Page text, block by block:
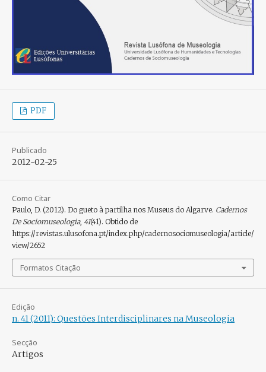
PDF
Publicado
2012-02-25
Como Citar
Paulo, D. (2012). Do gueto à partilha nos Museus do Algarve. Cadernos
De Sociomuseologia, 41(41). Obtido de
https://revistas.ulusofona.pt/index.php/cadernosociomuseologia/article/
view/2652
Formatos Citação
Edição
n. 41 (2011): Questões Interdisciplinares na Museologia
Secção
Artigos